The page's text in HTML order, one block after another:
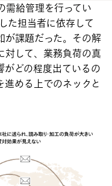
需給管理を行ってい
た担当者に依存して
が課題だった。その解
対して、業務負荷の真
がどの程度出ているの
める上でのネックと